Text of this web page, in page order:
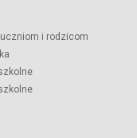
i rodzicom